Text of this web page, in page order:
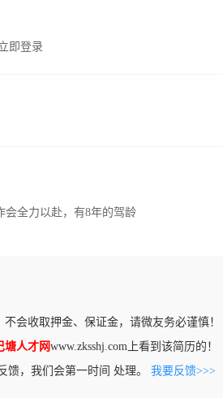
即登录
会全力以赴，有8年的驾龄
会收取押金、保证金，请微友务必谨慎！
塘人才网www.zksshj.com上看到该简历的！
馈，我们会第一时间 处理。 我要反馈>>>